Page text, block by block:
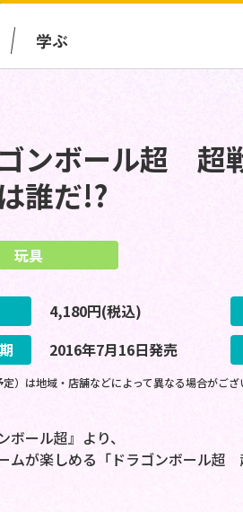
学ぶ
ンボール超 超
誰だ!?
玩具
4,180円(税込)
2016年7月16日発売
）は地域・店舗などによって異なる場合がござ
ボール超』より、
ムが楽しめる「ドラゴンボール